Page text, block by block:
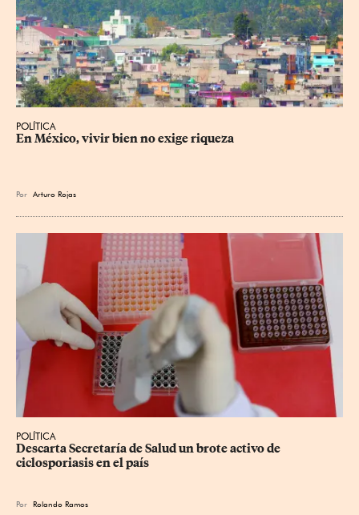
POLÍTICA
En México, vivir bien no exige riqueza
Por Arturo Rojas
POLÍTICA
Descarta Secretaría de Salud un brote activo de
ciclosporiasis en el país
Por Rolando Ramos